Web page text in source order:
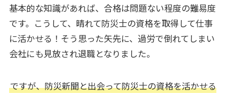
基本的な知識があれば、合格は問題ない程度の難易度
です。こうして、晴れて防災士の資格を取得して仕事
に活かせる！そう思った矢先に、過労で倒れてしまい
会社にも見放され退職となりました。
ですが、防災新聞と出会って防災士の資格を活かせる